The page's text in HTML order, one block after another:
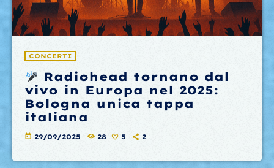
CONCERTI
Radiohead tornano dal
vivo in Europa nel 2025:
Bologna unica tappa
italiana
today 29/09/2025 28 5 2